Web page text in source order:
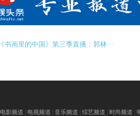
《书画里的中国》第三季直播：郭林···
电影频道 电视频道 音乐频道 综艺频道 时尚频道